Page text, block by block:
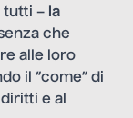
tutti – la
che
alle loro
il “come” di
e al